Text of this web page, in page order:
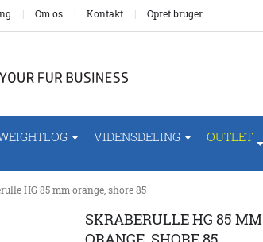
Om os Kontakt Opret bruger
VIDENSDELING OUTLET
HG 85 mm orange, shore 85
SKRABERULLE HG 85 MM